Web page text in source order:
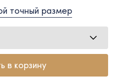
точный размер
в корзину